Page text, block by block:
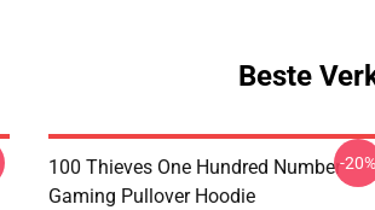
Beste
100 Thieves One Hundred Number
Gaming Pullover Hoodie
-20%